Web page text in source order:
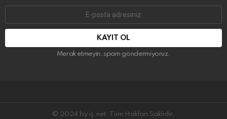
adresi:
Merak etmeyin, spam göndermiyoruz.
© 2024 by iş.net. Tüm Hakları Saklıdır.